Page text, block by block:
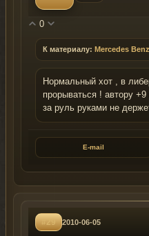
0
К материалу: Mercedes
Нормальный хот , в
прорываться ! автору
за руль руками не
E-mail
#29 2010-06-05